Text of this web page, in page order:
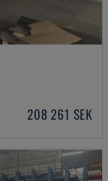
208 261 SEK